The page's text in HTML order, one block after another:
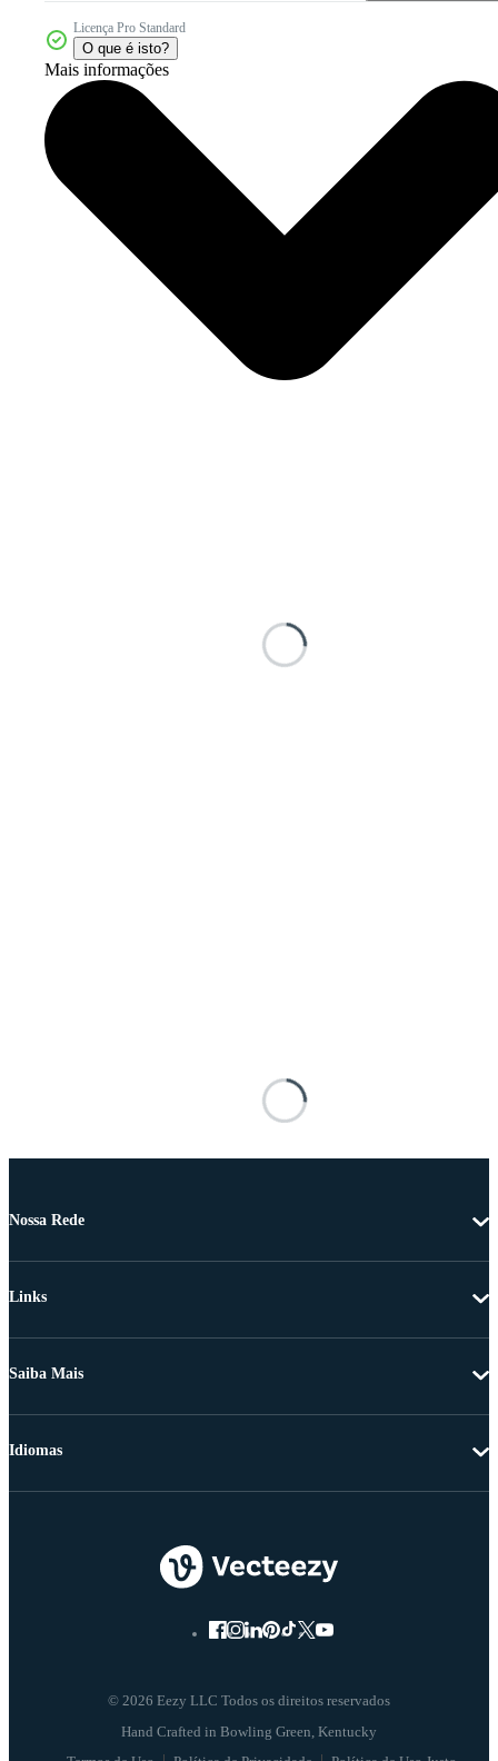
Licença Pro Standard
O que é isto?
Mais informações
Nossa Rede
Links
Saiba Mais
© 2026 Eezy LLC Todos os direitos reservados
Idiomas